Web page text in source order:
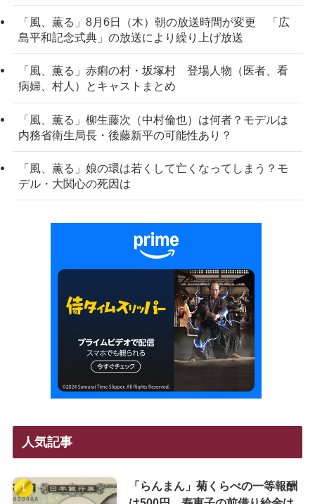
「風、薫る」8月6日（木）朝の放送時間が変更 「広
島平和記念式典」の放送により繰り上げ放送
「風、薫る」赤痢の村・坂塚村 登場人物（医者、看
病婦、村人）とキャストまとめ
「風、薫る」柳生藤次（中村倫也）は何者？モデルは
内務省衛生局長・後藤新平の可能性あり？
「風、薫る」娘の環は若くして亡くなってしまう？モ
デル・大関心の死因は
人気記事
「らんまん」菊くらべの一等報酬